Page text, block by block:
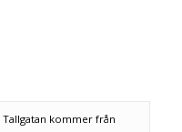
kommer från